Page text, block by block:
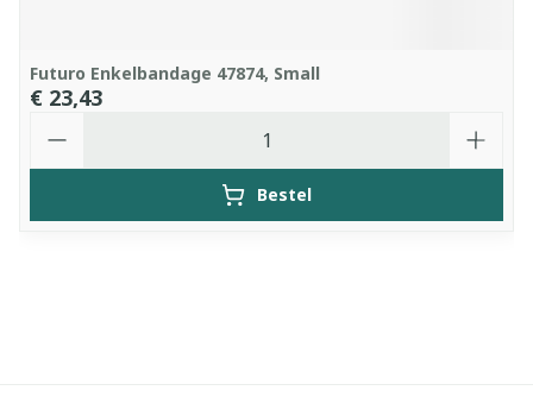
Futuro Enkelbandage 47874, Small
€ 23,43
Bestel